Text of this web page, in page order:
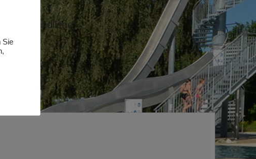
Jugendliche“
Sie